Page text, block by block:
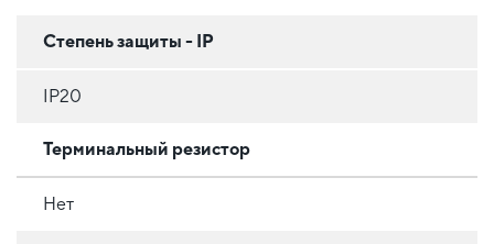
Степень защиты - IP
IP20
Терминальный резистор
Нет